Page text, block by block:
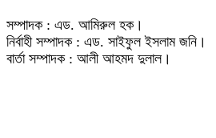
সম্পাদক : এড. আমিরুল হক।
নির্বাহী সম্পাদক : এড. সাইফুল ইসলাম জনি।
বার্তা সম্পাদক : আলী আহমদ দুলাল।